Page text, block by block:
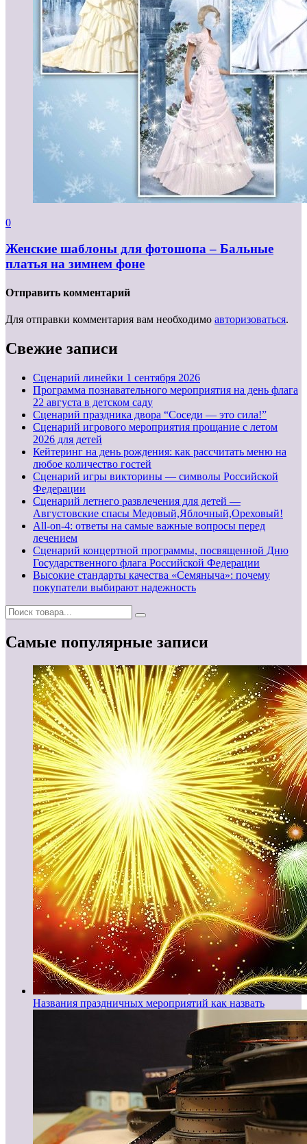
0
Женские шаблоны для фотошопа – Бальные
платья на зимнем фоне
Отправить комментарий
Для отправки комментария вам необходимо авторизоваться.
Свежие записи
Cценарий линейки 1 сентября 2026
Программа познавательного мероприятия на день флага
22 августа в детском саду
Сценарий праздника двора “Соседи — это сила!”
Сценарий игрового мероприятия прощание с летом
2026 для детей
Кейтеринг на день рождения: как рассчитать меню на
любое количество гостей
Сценарий игры викторины — символы Российской
Федерации
Сценарий летнего развлечения для детей —
Августовские спасы Медовый,Яблочный,Ореховый!
All-on-4: ответы на самые важные вопросы перед
лечением
Сценарий концертной программы, посвященной Дню
Государственного флага Российской Федерации
Высокие стандарты качества «Семяныча»: почему
покупатели выбирают надежность
Самые популярные записи
Названия праздничных мероприятий как назвать